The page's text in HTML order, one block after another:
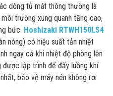
dòng tủ mát thông thường là
trường xung quanh tăng cao,
bức. Hoshizaki RTWH150LS4
nóng) có hiệu suất tản nhiệt
ngay cả khi nhiệt độ phòng lên
được lập trình để đẩy luồng khí
bảo vệ máy nén không rơi